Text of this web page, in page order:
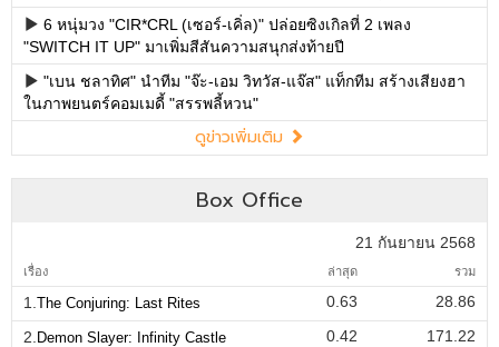
6 หนุ่มวง "CIR*CRL (เซอร์-เคิ่ล)" ปล่อยซิงเกิลที่ 2 เพลง
"SWITCH IT UP" มาเพิ่มสีสันความสนุกส่งท้ายปี
"เบน ชลาทิศ" นำทีม "จ๊ะ-เอม วิทวัส-แจ๊ส" แท็กทีม สร้างเสียงฮา
ในภาพยนตร์คอมเมดี้ "สรรพลี้หวน"
ดูข่าวเพิ่มเติม
Box Office
21 กันยายน 2568
เรื่อง ล่าสุด รวม
1. The Conjuring: Last Rites 0.63
28.86
2. Demon Slayer: Infinity Castle 0.42
171.22